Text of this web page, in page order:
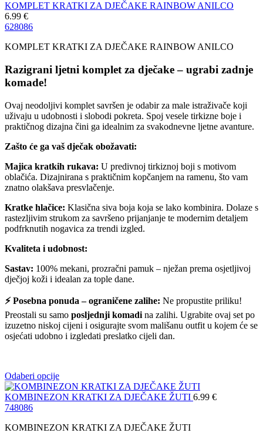
KOMPLET KRATKI ZA DJEČAKE RAINBOW ANILCO
6.99 €
628086
KOMPLET KRATKI ZA DJEČAKE RAINBOW ANILCO
Razigrani ljetni komplet za dječake – ugrabi zadnje
komade!
Ovaj neodoljivi komplet savršen je odabir za male istraživače koji
uživaju u udobnosti i slobodi pokreta. Spoj vesele tirkizne boje i
praktičnog dizajna čini ga idealnim za svakodnevne ljetne avanture.
Zašto će ga vaš dječak obožavati:
Majica kratkih rukava: U predivnoj tirkiznoj boji s motivom
oblačića. Dizajnirana s praktičnim kopčanjem na ramenu, što vam
znatno olakšava presvlačenje.
Kratke hlačice: Klasična siva boja koja se lako kombinira. Dolaze s
rastezljivim strukom za savršeno prijanjanje te modernim detaljem
podfrknutih nogavica za trendi izgled.
Kvaliteta i udobnost:
Sastav: 100% mekani, prozračni pamuk – nježan prema osjetljivoj
dječjoj koži i idealan za tople dane.
⚡ Posebna ponuda – ograničene zalihe: Ne propustite priliku!
Preostali su samo posljednji komadi na zalihi. Ugrabite ovaj set po
izuzetno niskoj cijeni i osigurajte svom mališanu outfit u kojem će se
osjećati udobno i izgledati preslatko cijeli dan.
Odaberi opcije
KOMBINEZON KRATKI ZA DJEČAKE ŽUTI 6.99 €
748086
KOMBINEZON KRATKI ZA DJEČAKE ŽUTI